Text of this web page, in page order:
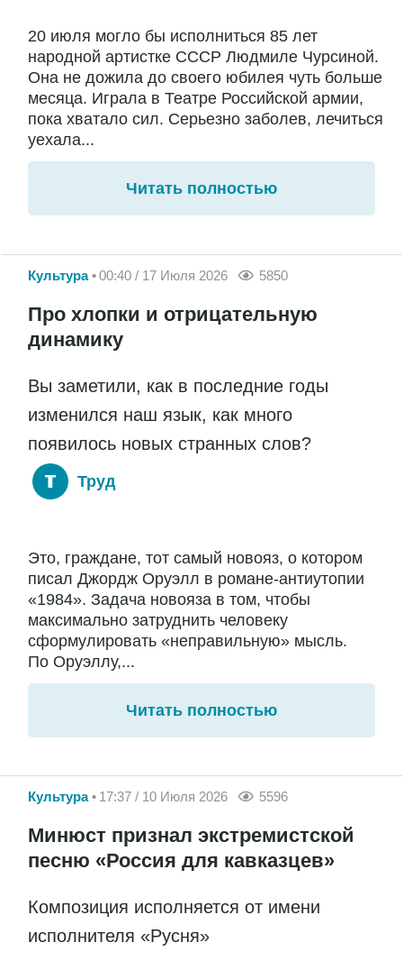
20 июля могло бы исполниться 85 лет
народной артистке СССР Людмиле Чурсиной.
Она не дожила до своего юбилея чуть больше
месяца. Играла в Театре Российской армии,
пока хватало сил. Серьезно заболев, лечиться
уехала...
Читать полностью
Культура 00:40 / 17 Июля 2026 5850
Про хлопки и отрицательную
динамику
Вы заметили, как в последние годы
изменился наш язык, как много
появилось новых странных слов?
Труд
Это, граждане, тот самый новояз, о котором
писал Джордж Оруэлл в романе-антиутопии
«1984». Задача новояза в том, чтобы
максимально затруднить человеку
сформулировать «неправильную» мысль.
По Оруэллу,...
Читать полностью
Культура 17:37 / 10 Июля 2026 5596
Минюст признал экстремистской
песню «Россия для кавказцев»
Композиция исполняется от имени
исполнителя «Русня»